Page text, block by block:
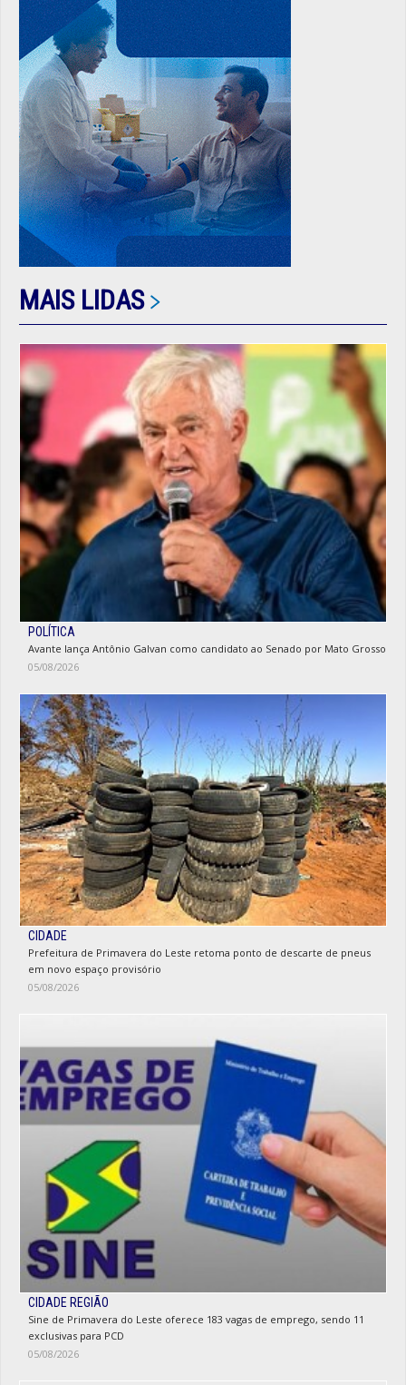
MAIS LIDAS
POLÍTICA
Avante lança Antônio Galvan como candidato ao Senado por Mato Grosso
05/08/2026
CIDADE
Prefeitura de Primavera do Leste retoma ponto de descarte de pneus
em novo espaço provisório
05/08/2026
CIDADE REGIÃO
Sine de Primavera do Leste oferece 183 vagas de emprego, sendo 11
exclusivas para PCD
05/08/2026